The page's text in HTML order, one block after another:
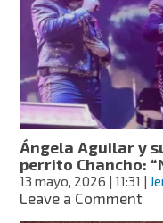
de
en
“la
del
Ángela Aguilar y
perrito Chancho:
13 mayo, 2026 | 11:31
Leave a Commenton